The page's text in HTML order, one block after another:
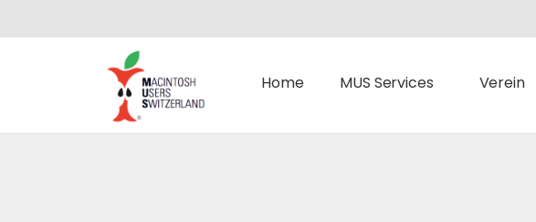
Home MUS Services Verein